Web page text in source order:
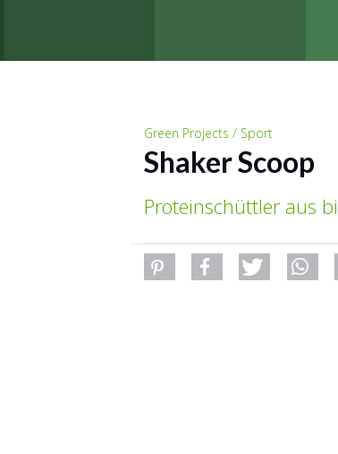
Green Projects / Sport
Shaker Scoop
Proteinschüttler aus